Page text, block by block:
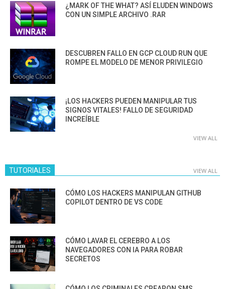
¿MARK OF THE WHAT? ASÍ ELUDEN WINDOWS
CON UN SIMPLE ARCHIVO .RAR
DESCUBREN FALLO EN GCP CLOUD RUN QUE
ROMPE EL MODELO DE MENOR PRIVILEGIO
¡LOS HACKERS PUEDEN MANIPULAR TUS
SIGNOS VITALES! FALLO DE SEGURIDAD
INCREÍBLE
VIEW ALL
TUTORIALES VIEW ALL
CÓMO LOS HACKERS MANIPULAN GITHUB
COPILOT DENTRO DE VS CODE
CÓMO LAVAR EL CEREBRO A LOS
NAVEGADORES CON IA PARA ROBAR
SECRETOS